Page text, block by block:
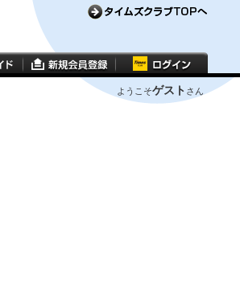
ようこそゲスト さん